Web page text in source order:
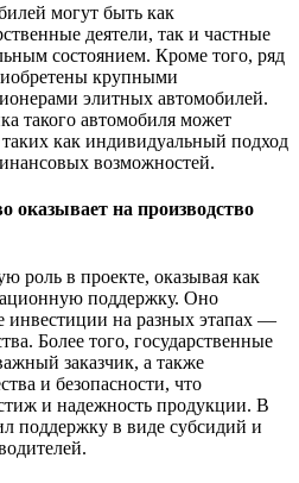
могут быть как
деятели, так и частные
состоянием. Кроме того, ряд
крупными
элитных автомобилей.
такого автомобиля может
как индивидуальный подход
возможностей.
оказывает на производство
роль в проекте, оказывая как
поддержку. Оно
инвестиции на разных этапах —
Более того, государственные
заказчик, а также
и безопасности, что
и надежность продукции. В
поддержку в виде субсидий и